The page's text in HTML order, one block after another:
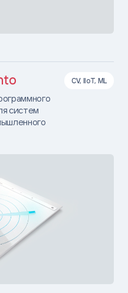
CV, IIoT, ML
систем